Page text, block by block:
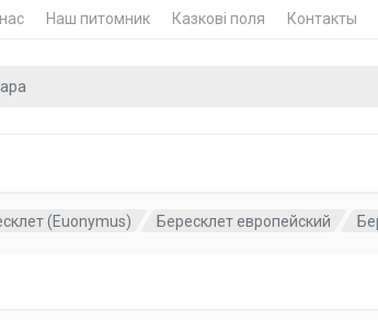
Наш питомник Казкові поля Контакты
(Euonymus) Бересклет европейский